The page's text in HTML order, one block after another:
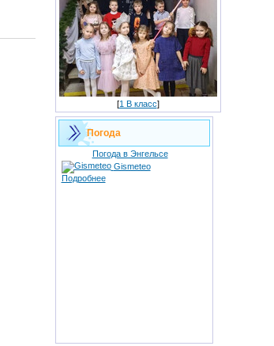
[1 В класс]
Погода
Погода в Энгельсе
Gismeteo
Подробнее